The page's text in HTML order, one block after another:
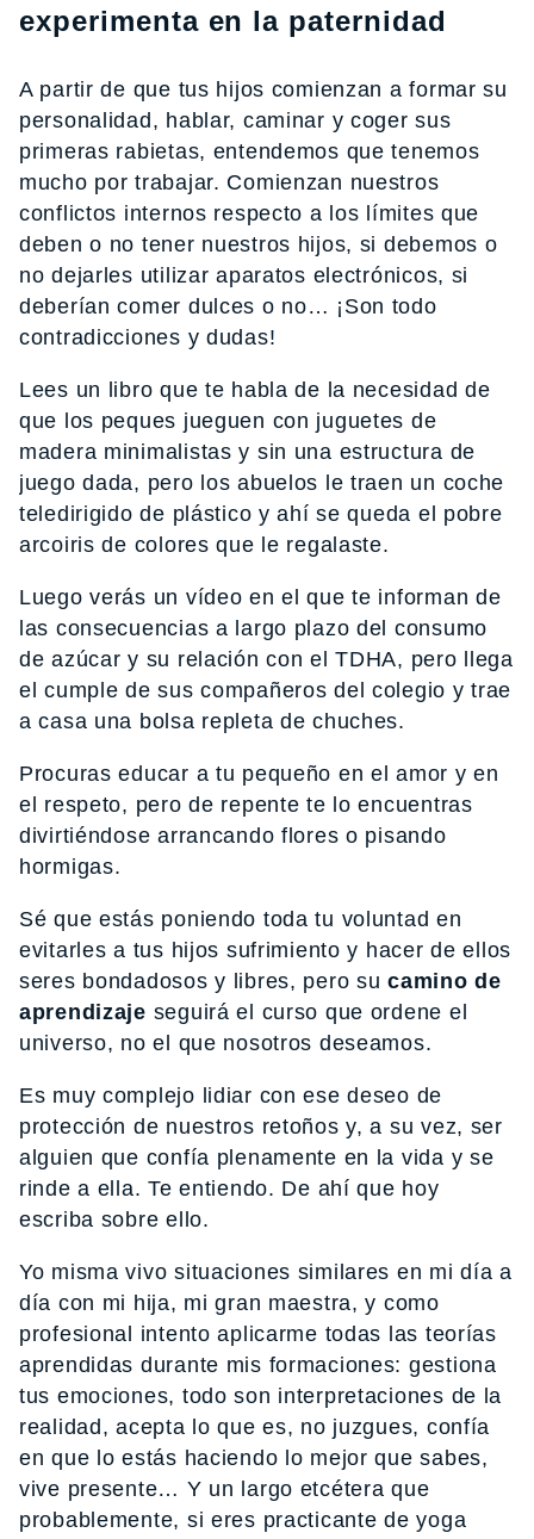
experimenta en la paternidad
A partir de que tus hijos comienzan a formar su
personalidad, hablar, caminar y coger sus
primeras rabietas, entendemos que tenemos
mucho por trabajar. Comienzan nuestros
conflictos internos respecto a los límites que
deben o no tener nuestros hijos, si debemos o
no dejarles utilizar aparatos electrónicos, si
deberían comer dulces o no… ¡Son todo
contradicciones y dudas!
Lees un libro que te habla de la necesidad de
que los peques jueguen con juguetes de
madera minimalistas y sin una estructura de
juego dada, pero los abuelos le traen un coche
teledirigido de plástico y ahí se queda el pobre
arcoiris de colores que le regalaste.
Luego verás un vídeo en el que te informan de
las consecuencias a largo plazo del consumo
de azúcar y su relación con el TDHA, pero llega
el cumple de sus compañeros del colegio y trae
a casa una bolsa repleta de chuches.
Procuras educar a tu pequeño en el amor y en
el respeto, pero de repente te lo encuentras
divirtiéndose arrancando flores o pisando
hormigas.
Sé que estás poniendo toda tu voluntad en
evitarles a tus hijos sufrimiento y hacer de ellos
seres bondadosos y libres, pero sucamino de
aprendizaje seguirá el curso que ordene el
universo, no el que nosotros deseamos.
Es muy complejo lidiar con ese deseo de
protección de nuestros retoños y, a su vez, ser
alguien que confía plenamente en la vida y se
rinde a ella. Te entiendo. De ahí que hoy
escriba sobre ello.
Yo misma vivo situaciones similares en mi día a
día con mi hija, mi gran maestra, y como
profesional intento aplicarme todas las teorías
aprendidas durante mis formaciones: gestiona
tus emociones, todo son interpretaciones de la
realidad, acepta lo que es, no juzgues, confía
en que lo estás haciendo lo mejor que sabes,
vive presente… Y un largo etcétera que
probablemente, si eres practicante de yoga